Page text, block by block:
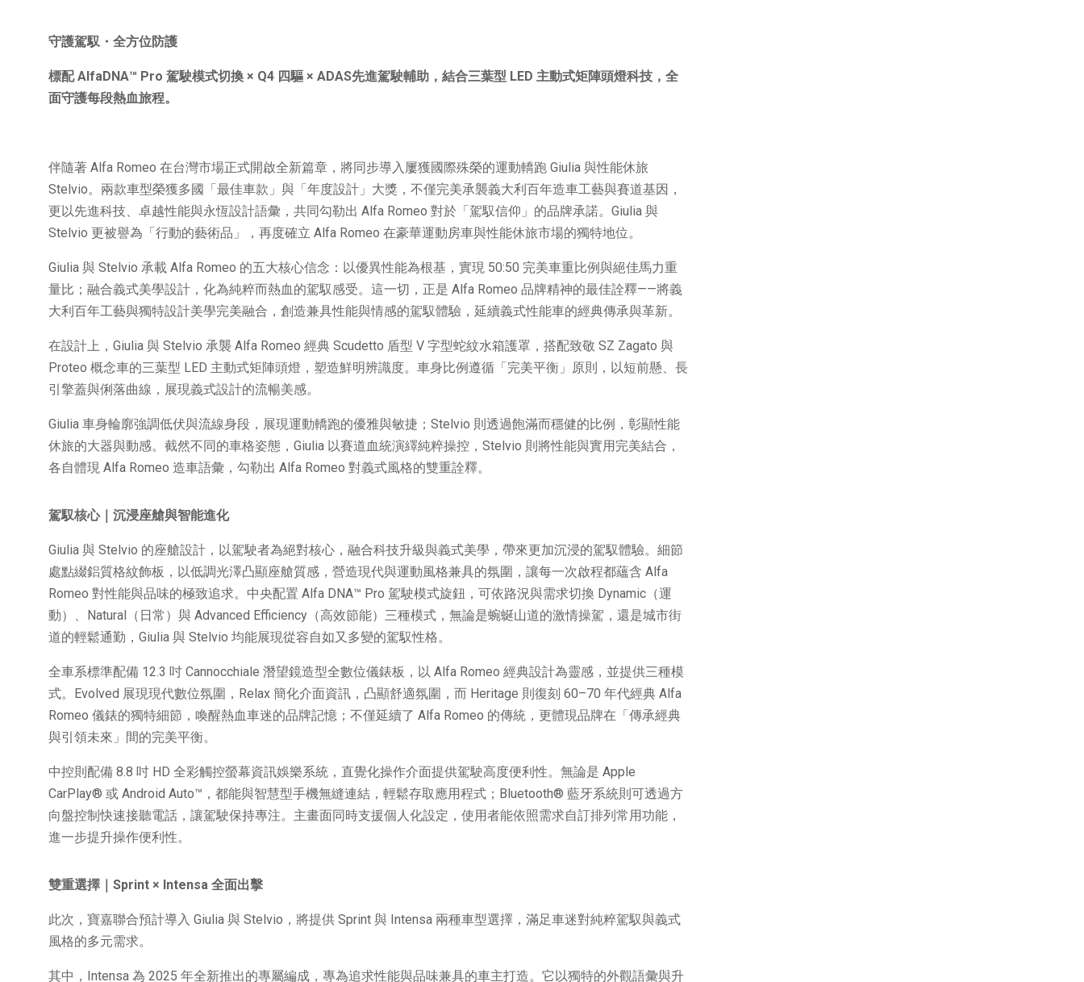
守護駕馭・全方位防護
標配AlfaDNA™ Pro駕駛模式切換 × Q4 四驅 × ADAS先進駕駛輔助，結合三葉型 LED 主動式矩陣頭燈科技，全
面守護每段熱血旅程。
伴隨著 Alfa Romeo 在台灣市場正式開啟全新篇章，將同步導入屢獲國際殊榮的運動轎跑 Giulia 與性能休旅
Stelvio。兩款車型榮獲多國「最佳車款」與「年度設計」大獎，不僅完美承襲義大利百年造車工藝與賽道基因，
更以先進科技、卓越性能與永恆設計語彙，共同勾勒出 Alfa Romeo 對於「駕馭信仰」的品牌承諾。Giulia 與
Stelvio 更被譽為「行動的藝術品」，再度確立 Alfa Romeo 在豪華運動房車與性能休旅市場的獨特地位。
Giulia 與 Stelvio 承載 Alfa Romeo 的五大核心信念：以優異性能為根基，實現 50:50 完美車重比例與絕佳馬力重
量比；融合義式美學設計，化為純粹而熱血的駕馭感受。這一切，正是 Alfa Romeo 品牌精神的最佳詮釋——將義
大利百年工藝與獨特設計美學完美融合，創造兼具性能與情感的駕馭體驗，延續義式性能車的經典傳承與革新。
在設計上，Giulia 與 Stelvio 承襲 Alfa Romeo 經典 Scudetto 盾型 V 字型蛇紋水箱護罩，搭配致敬 SZ Zagato 與
Proteo 概念車的三葉型 LED 主動式矩陣頭燈，塑造鮮明辨識度。車身比例遵循「完美平衡」原則，以短前懸、長
引擎蓋與俐落曲線，展現義式設計的流暢美感。
Giulia 車身輪廓強調低伏與流線身段，展現運動轎跑的優雅與敏捷；Stelvio 則透過飽滿而穩健的比例，彰顯性能
休旅的大器與動感。截然不同的車格姿態，Giulia 以賽道血統演繹純粹操控，Stelvio 則將性能與實用完美結合，
各自體現 Alfa Romeo 造車語彙，勾勒出 Alfa Romeo 對義式風格的雙重詮釋。
駕馭核心｜沉浸座艙與智能進化
Giulia 與 Stelvio 的座艙設計，以駕駛者為絕對核心，融合科技升級與義式美學，帶來更加沉浸的駕馭體驗。細節
處點綴鋁質格紋飾板，以低調光澤凸顯座艙質感，營造現代與運動風格兼具的氛圍，讓每一次啟程都蘊含 Alfa
Romeo 對性能與品味的極致追求。中央配置 Alfa DNA™ Pro 駕駛模式旋鈕，可依路況與需求切換 Dynamic（運
動）、Natural（日常）與 Advanced Efficiency（高效節能）三種模式，無論是蜿蜒山道的激情操駕，還是城市街
道的輕鬆通勤，Giulia 與 Stelvio 均能展現從容自如又多變的駕馭性格。
全車系標準配備 12.3 吋 Cannocchiale 潛望鏡造型全數位儀錶板，以 Alfa Romeo 經典設計為靈感，並提供三種模
式。Evolved 展現現代數位氛圍，Relax 簡化介面資訊，凸顯舒適氛圍，而 Heritage 則復刻 60–70 年代經典 Alfa
Romeo 儀錶的獨特細節，喚醒熱血車迷的品牌記憶；不僅延續了 Alfa Romeo 的傳統，更體現品牌在「傳承經典
與引領未來」間的完美平衡。
中控則配備 8.8 吋 HD 全彩觸控螢幕資訊娛樂系統，直覺化操作介面提供駕駛高度便利性。無論是 Apple
CarPlay® 或 Android Auto™，都能與智慧型手機無縫連結，輕鬆存取應用程式；Bluetooth® 藍牙系統則可透過方
向盤控制快速接聽電話，讓駕駛保持專注。主畫面同時支援個人化設定，使用者能依照需求自訂排列常用功能，
進一步提升操作便利性。
雙重選擇｜ Sprint × Intensa 全面出擊
此次，寶嘉聯合預計導入 Giulia 與 Stelvio，將提供 Sprint 與 Intensa 兩種車型選擇，滿足車迷對純粹駕馭與義式
風格的多元需求。
其中，Intensa 為 2025 年全新推出的專屬編成，專為追求性能與品味兼具的車主打造。它以獨特的外觀語彙與升